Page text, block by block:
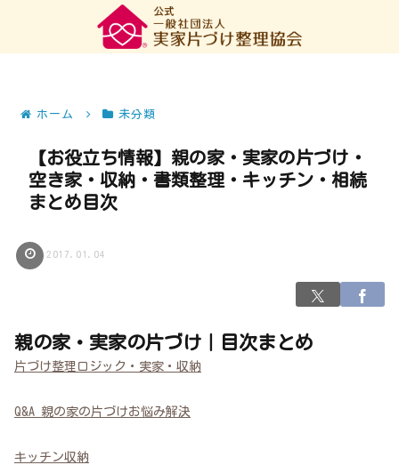
ホーム 未分類
【お役立ち情報】親の家・実家の片づけ・
空き家・収納・書類整理・キッチン・相続
まとめ目次
2017.01.04
親の家・実家の片づけ｜目次まとめ
片づけ整理ロジック・実家・収納
Q&A 親の家の片づけお悩み解決
キッチン収納